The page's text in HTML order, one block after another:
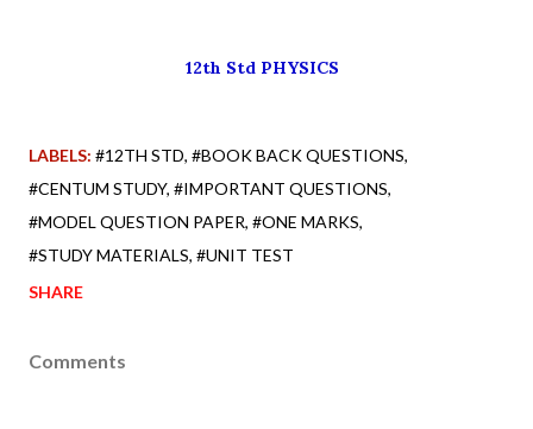
12th Std PHYSICS
LABELS: #12TH STD #BOOK BACK QUESTIONS
#CENTUM STUDY #IMPORTANT QUESTIONS
#MODEL QUESTION PAPER #ONE MARKS
#STUDY MATERIALS #UNIT TEST
SHARE
Comments